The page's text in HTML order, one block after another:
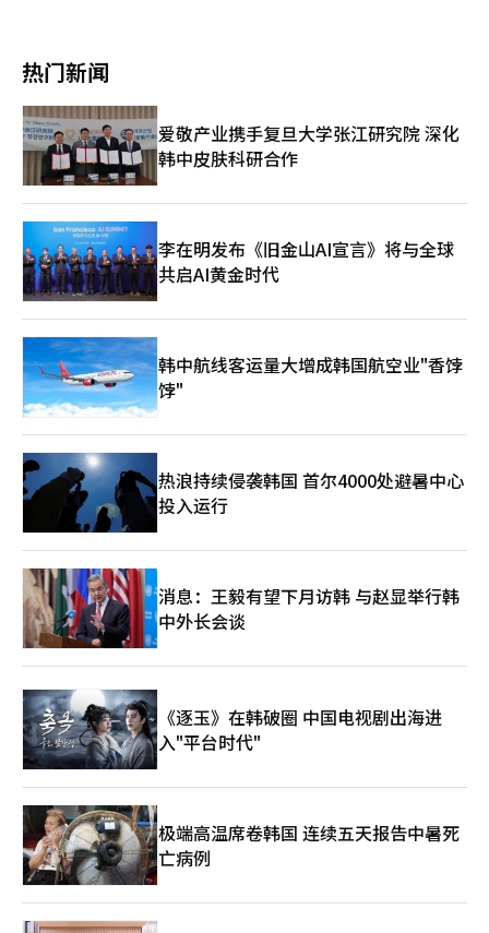
争不再是简单的技术竞争，而是看谁能首先证明与实际收入和业务
相关的盈利模式。”※ 本报道经人工智能（AI）系统翻译与编辑。
服务，旨在让用户在日常使用的卡卡欧聊天窗口中自然体验AI。 卡
具竞争力。因为卡卡欧聊天是用户无需单独进入搜索框的日常服
务，因此可以自然地将AI与对话、推荐、赠送、内容消费等连接起
来。卡卡欧还自主开发了优化AI代理平台的下一代模型“卡纳纳
2.5”，并着重于学习成本和推理速度的提升，强化轻量级AI模
场中，优化韩语环境的服务竞争变得愈加重要。真正的竞争不再是
简单的技术竞争，而是看谁能首先证明与实际收入和业务相关的盈
利模式。”※ 本报道经人工智能（AI）系统翻译与编辑。
Solar与Daum的新闻、搜索、评论等语言数据结合，可以进一步
型。它们利用自建的平台生态和用户基础，强调从搜索到任务执行
的完整性。 Naver的核心战略是将搜索、购物、支付等现有服务整
合为AI使用体验。自去年以来，Naver加强了“AI简报”服务，基
于增强的韩语能力AI语言模型HyperCLOVA X，超越传统关键词搜
索，理解用户意图并连接到推荐、探索和购买等执行阶段。
Kakao则专注于将其移动即时通讯软件KakaoTalk转型为AI代理平
台。通过“AI引导”策略，自然引导5000万用户体验AI服务，旨在
让用户在日常使用的KakaoTalk聊天窗口中自然接触AI。 Kakao认
为，其基于移动的策略在以网页为基础的代理市场中反而更具竞争
力。KakaoTalk是用户无需单独进入搜索框的日常服务，因此可以
自然地将AI与对话、推荐、赠送和内容消费相结合。Kakao还自主
开发了针对AI代理平台优化的下一代模型“Kanana 2.5”，并重点
改善学习成本和推理速度的“Kanana Tokenizer”，以增强轻量
级AI模型。 业内一位人士表示：“随着AI代理的普及，韩国搜索和
平台市场中，优化韩语环境的服务竞争变得愈发重要。关键不在于
利模式。”※ 本报道经人工智能（AI）系统翻译与编辑。
制进行谈判。安特罗皮克于12日收到美国商务部的出口管制指令，
要求全面禁止外国人访问最新模型迈托斯5和费布尔5，因而暂停了
对该模型的访问。事件起因于亚马逊研究人员在测试模型时发现了
绕过网络攻击相关限制信息的漏洞，亚马逊首席执行官安迪·杰西
将此直接报告给白宫。白宫还指出，中国相关势力未经授权访问迈
托斯的情况也是发布控制命令的原因之一。 安特罗皮克对此表
示：“如果这一标准维持不变，整个行业的新前沿模型发布将几乎
不可能。” SpaceX创下750亿美元的历史最大IPO……重塑为AI基
础设施公司 SpaceX于6月12日在纳斯达克上市，以每股135美元出
售5亿5550万股，筹集了750亿美元（约103万亿韩元），创下历
史最大企业公开募股（IPO）记录。上市首日市值突破2万亿美
元，与苹果、微软、英伟达并肩。安特罗皮克与SpaceX-xAI数据
中心签订了每月12.5亿美元的AI计算租赁合同，谷歌则签订了每月
模型和Colossus数据中心，计划利用IPO资金扩展卫星、增强发射
能力，并建立轨道AI计算基础设施。 “2026年技术行业裁员14万
2000人”……与AI投资扩大相互交替 2026年，技术行业累计裁员
人数达到14万2000人，盈利的大型企业也开始裁员以筹集AI基础
设施投资资金。甲骨文在强劲业绩发布后裁员1万人，并立即投入
数十亿美元用于AI数据中心扩展。TD科文分析师预计，仅此次裁
员就将产生80亿至100亿美元的自由现金流，这些资金将直接用于
购买GPU和基础设施建设。相反，开放AI则成立了一个规模达4万
亿韩元的企业分配公司，计划招聘数百名企业现场部署工程师，逆
势而上。 ※ 本报道经人工智能（AI）系统翻译与编辑。
热门新闻
爱敬产业携手复旦大学张江研究院 深化
韩中皮肤科研合作
李在明发布《旧金山AI宣言》将与全球
共启AI黄金时代
韩中航线客运量大增成韩国航空业"香饽
饽"
热浪持续侵袭韩国 首尔4000处避暑中心
投入运行
消息：王毅有望下月访韩 与赵显举行韩
中外长会谈
《逐玉》在韩破圈 中国电视剧出海进
入"平台时代"
极端高温席卷韩国 连续五天报告中暑死
亡病例